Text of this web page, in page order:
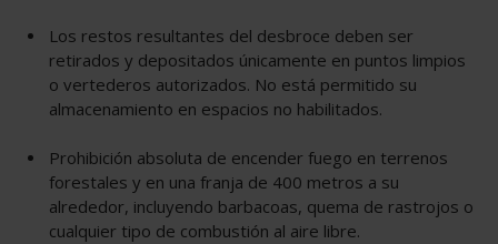
Los restos resultantes del desbroce deben ser
retirados y depositados únicamente en puntos limpios
o vertederos autorizados. No está permitido su
almacenamiento en espacios no habilitados.
Prohibición absoluta de encender fuego en terrenos
forestales y en una franja de 400 metros a su
alrededor, incluyendo barbacoas, quema de rastrojos o
cualquier tipo de combustión al aire libre.